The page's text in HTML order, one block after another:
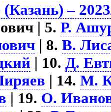
–
| 5.Р.
| 8.В.
| 10.Д.
| 14.М.
| 19. О.